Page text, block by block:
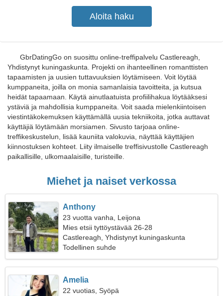
GbrDatingGo on suosittu online-treffipalvelu Castlereagh,
Yhdistynyt kuningaskunta. Projekti on ihanteellinen romanttisten
tapaamisten ja uusien tuttavuuksien löytämiseen. Voit löytää
kumppaneita, joilla on monia samanlaisia tavoitteita, ja kutsua
heidät tapaamaan. Käytä ainutlaatuista profiilihakua löytääksesi
ystäviä ja mahdollisia kumppaneita. Voit saada mielenkiintoisen
viestintäkokemuksen käyttämällä uusia tekniikoita, jotka auttavat
käyttäjiä löytämään morsiamen. Sivusto tarjoaa online-
treffikeskustelun, lisää kauniita valokuvia, näyttää käyttäjien
kiinnostuksen kohteet. Liity ilmaiselle treffisivustolle Castlereagh
paikallisille, ulkomaalaisille, turisteille.
Miehet ja naiset verkossa
Anthony
23 vuotta vanha, Leijona
Mies etsii tyttöystävää 26-28
Castlereagh, Yhdistynyt kuningaskunta
Todellinen suhde
Amelia
22 vuotias, Syöpä